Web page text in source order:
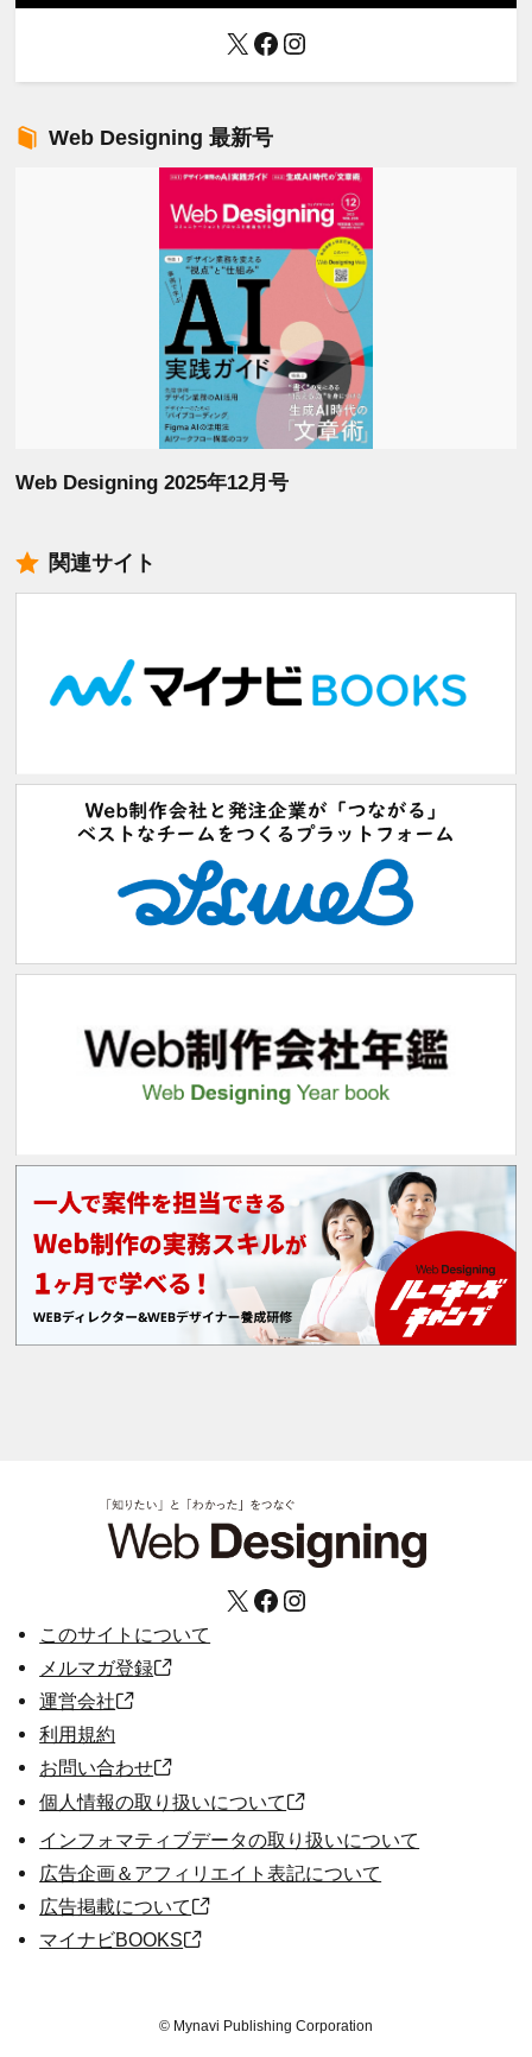
X Facebook
Instagram
Web Designing 最新号
Web Designing 2025年12月号
関連サイト
X Facebook Instagram
このサイトについて
メルマガ登録
運営会社
利用規約
お問い合わせ
個人情報の取り扱いについて
インフォマティブデータの取り扱いについて
広告企画＆アフィリエイト表記について
広告掲載について
マイナビBOOKS
© Mynavi Publishing Corporation